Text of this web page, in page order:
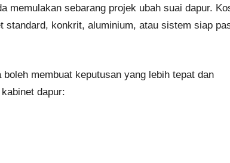
memulakan sebarang projek ubah suai dapur.
standard, konkrit, aluminium, atau sistem siap
membuat keputusan yang lebih tepat dan
dapur: